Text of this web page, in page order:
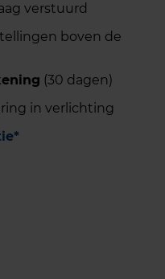
verstuurd
boven de
(30 dagen)
in verlichting